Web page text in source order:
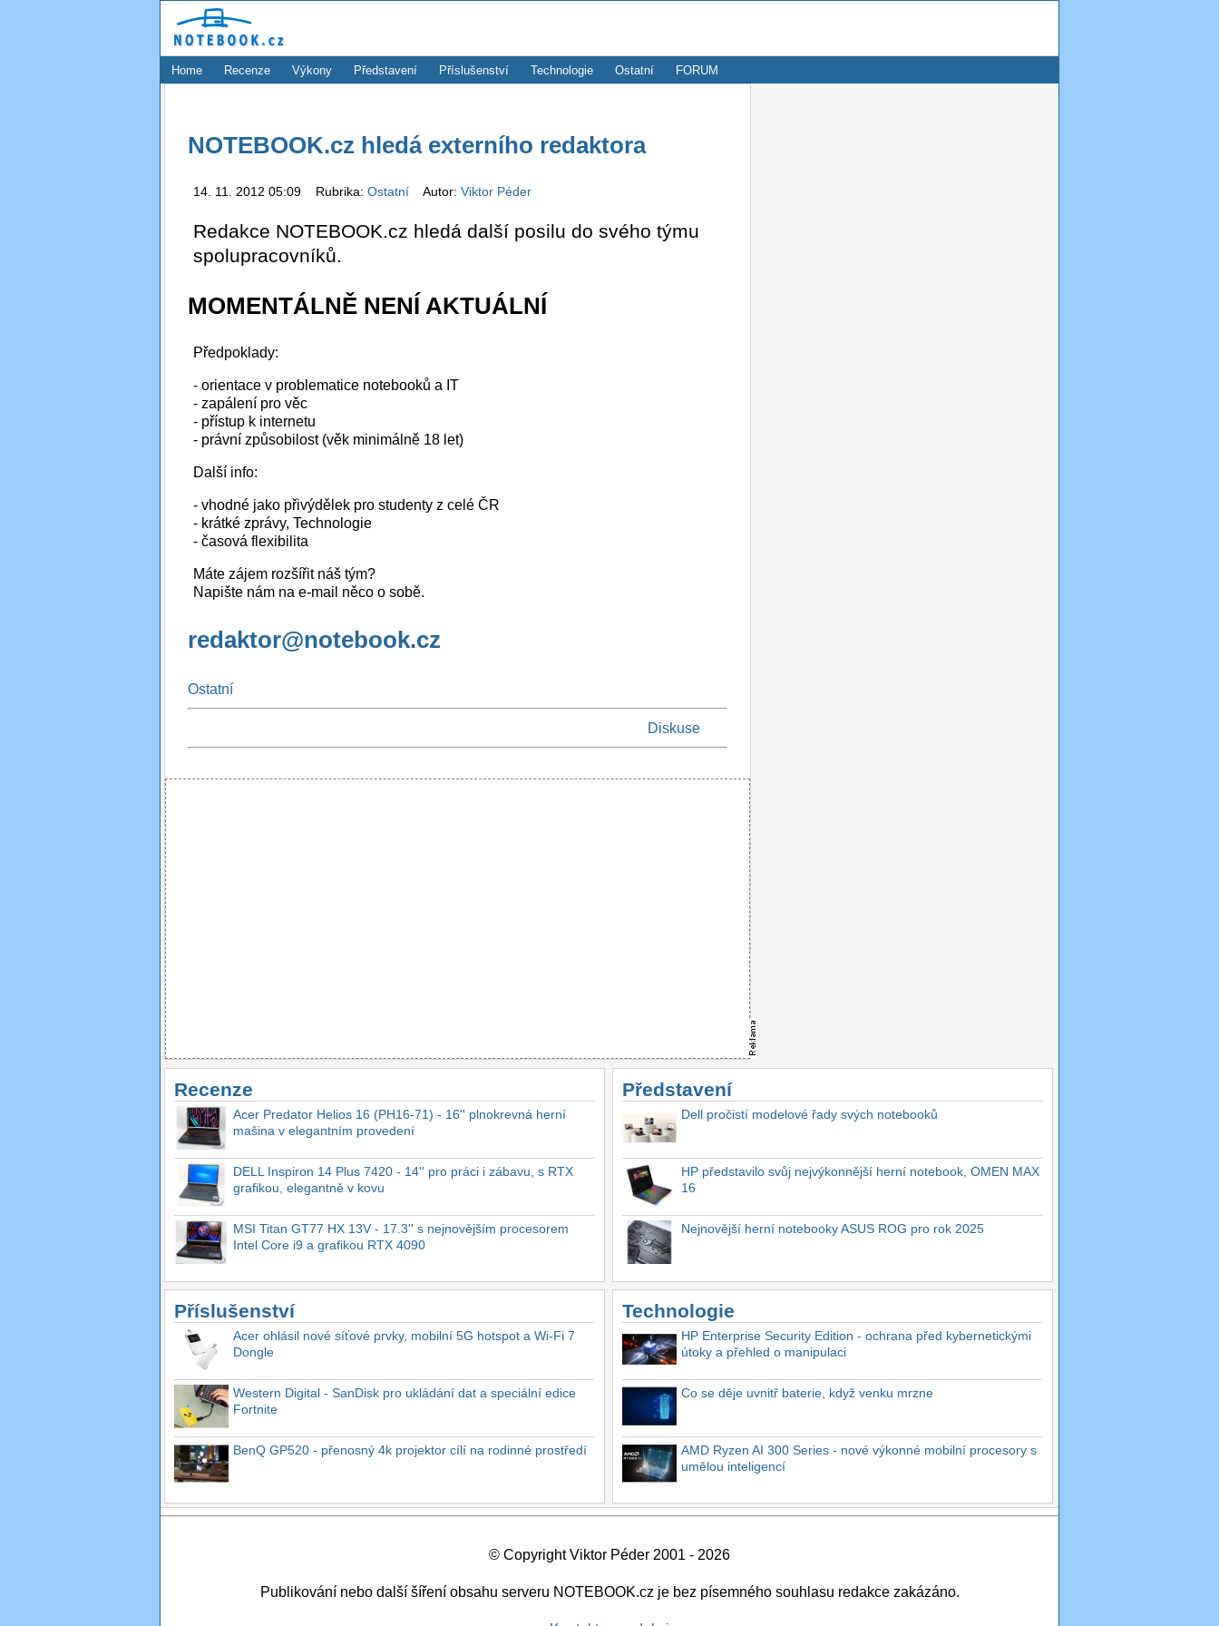
Home Recenze Výkony Představení Příslušenství Technologie Ostatní FORUM
NOTEBOOK.cz hledá externího redaktora
14. 11. 2012 05:09 Rubrika: Ostatní Autor: Viktor Péder
Redakce NOTEBOOK.cz hledá další posilu do svého týmu
spolupracovníků.
MOMENTÁLNĚ NENÍ AKTUÁLNÍ
Předpoklady:
- orientace v problematice notebooků a IT
- zapálení pro věc
- přístup k internetu
- právní způsobilost (věk minimálně 18 let)
Další info:
- vhodné jako přivýdělek pro studenty z celé ČR
- krátké zprávy, Technologie
- časová flexibilita
Máte zájem rozšířit náš tým?
Napište nám na e-mail něco o sobě.
redaktor@notebook.cz
Ostatní
Diskuse
Recenze
Acer Predator Helios 16 (PH16-71) - 16'' plnokrevná herní
mašina v elegantním provedení
DELL Inspiron 14 Plus 7420 - 14'' pro práci i zábavu, s RTX
grafikou, elegantně v kovu
MSI Titan GT77 HX 13V - 17.3'' s nejnovějším procesorem
Intel Core i9 a grafikou RTX 4090
Představení
Dell pročistí modelové řady svých notebooků
HP představilo svůj nejvýkonnější herní notebook, OMEN MAX
16
Nejnovější herní notebooky ASUS ROG pro rok 2025
Příslušenství
Acer ohlásil nové síťové prvky, mobilní 5G hotspot a Wi-Fi 7
Dongle
Western Digital - SanDisk pro ukládání dat a speciální edice
Fortnite
BenQ GP520 - přenosný 4k projektor cílí na rodinné prostředí
Technologie
HP Enterprise Security Edition - ochrana před kybernetickými
útoky a přehled o manipulaci
Co se děje uvnitř baterie, když venku mrzne
AMD Ryzen AI 300 Series - nové výkonné mobilní procesory s
umělou inteligencí
© Copyright Viktor Péder 2001 - 2026
Publikování nebo další šíření obsahu serveru NOTEBOOK.cz je bez písemného souhlasu redakce zakázáno.